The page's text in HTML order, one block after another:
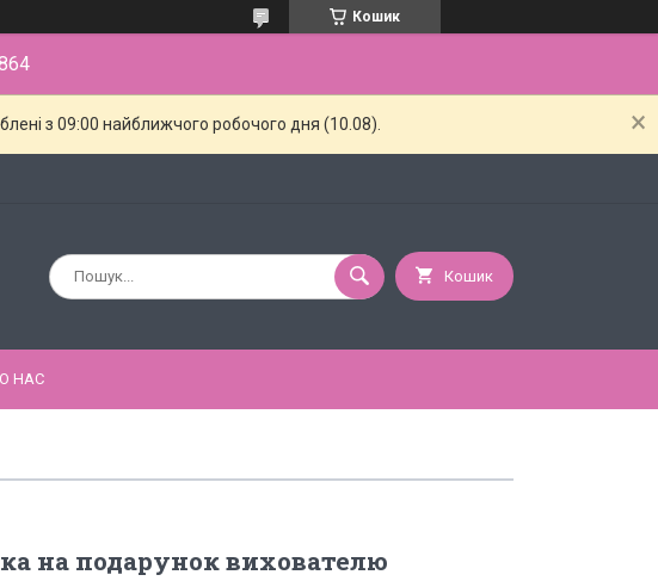
Кошик
з 09:00 найближчого робочого дня (10.08).
Кошик
НАС
на подарунок вихователю